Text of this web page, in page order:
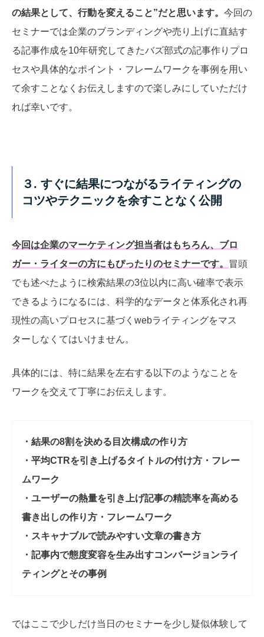
の結果として、行動を変えること”だと思います。 今回の
セミナーでは企業のブランディングや売り上げに直結す
る記事作成を10年研究してきたバズ部式の記事作りプロ
セスや具体的なポイント・フレームワークを事例を用い
て余すことなくお伝えしますので楽しみにしていただけ
れば幸いです。
３. すぐに結果につながるライティングの
コツやテクニックを余すことなく公開
今回は企業のマーケティング担当者はもちろん、ブロ
ガー・ライターの方にもぴったりのセミナーです。
冒頭
でも述べたように検索結果の3位以内に高い確率で表示
できるようになるには、科学的なデータと体系化され再
現性の高いプロセスに基づくwebライティングをマス
ターしなくてはいけません。
具体的には、特に結果を左右する以下のようなことを
ワークを交えて丁寧にお伝えします。
・結果の8割を決める目次構成の作り方
・平均CTRを引き上げるタイトルの付け方・フレー
ムワーク
・ユーザーの熱量を引き上げ記事の精読率を高める
書き出しの作り方・フレームワーク
・スキャナブルで読みやすい文章の書き方
・記事内で態度変容を生み出すコンバージョンライ
ティングとその事例
ではここで少しだけ当日のセミナーを少し疑似体験して